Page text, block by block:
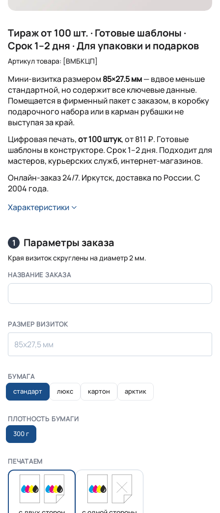
Тираж от 100 шт. · Готовые шаблоны ·
Срок 1–2 дня · Для упаковки и подарков
Артикул товара: [ВМБКЦП]
Мини-визитка размером85×27.5 мм— вдвое меньше
стандартной, но содержит все ключевые данные.
Помещается в фирменный пакет с заказом, в коробку
подарочного набора или в карман рубашки не
выступая за край.
Цифровая печать,от 100 штук, от 811 ₽. Готовые
шаблоны в конструкторе. Срок 1–2 дня. Подходит для
мастеров, курьерских служб, интернет-магазинов.
Онлайн-заказ 24/7. Иркутск, доставка по России. С
2004 года.
Характеристики
1 Параметры заказа
Края визиток скруглены на диаметр 2 мм.
НАЗВАНИЕ ЗАКАЗА
РАЗМЕР ВИЗИТОК
85x27,5 мм
БУМАГА
стандарт
люкс картон арктик
ПЛОТНОСТЬ БУМАГИ
300 г
ПЕЧАТАЕМ